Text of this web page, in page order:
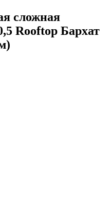
сложная
Rooftop Бархат